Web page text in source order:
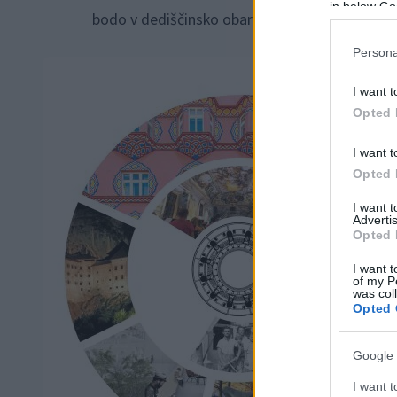
in below
I want
Opted
I want
Opted
I want
Opted
I want
of my
was
Opted
Google
I want
bodo v dediščinsko obarvanem dnevu